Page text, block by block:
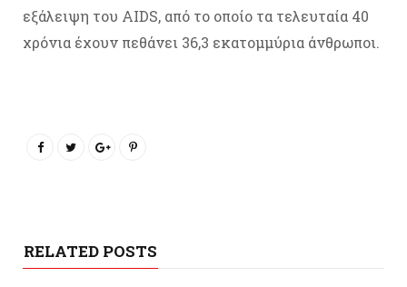
εξάλειψη του AIDS, από το οποίο τα τελευταία 40
χρόνια έχουν πεθάνει 36,3 εκατομμύρια άνθρωποι.
RELATED POSTS